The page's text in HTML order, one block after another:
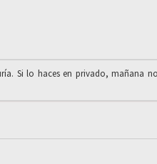
Si lo haces en privado, mañana